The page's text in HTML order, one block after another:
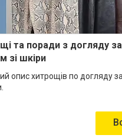
та поради з догляду за
зі шкіри
опис хитрощів по догляду